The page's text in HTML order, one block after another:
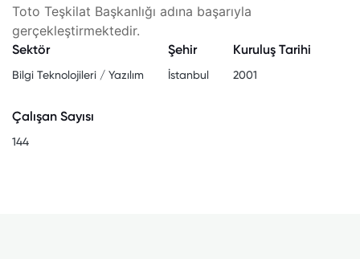
Toto Teşkilat Başkanlığı adına başarıyla
gerçekleştirmektedir.
Sektör
Bilgi Teknolojileri / Yazılım
Şehir
İstanbul
Kuruluş Tarihi
2001
Çalışan Sayısı
144